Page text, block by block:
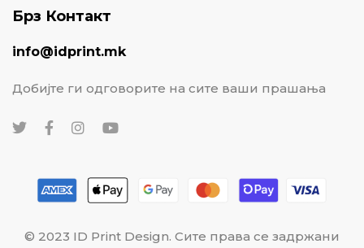
Брз Контакт
info@idprint.mk
Добијте ги одговорите на сите ваши прашања
© 2023 ID Print Design. Сите права се задржани